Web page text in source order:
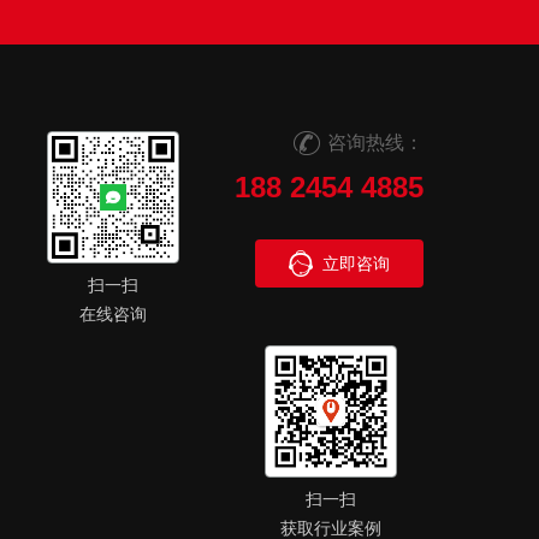
咨询热线：
188 2454 4885
立即咨询
扫一扫
在线咨询
扫一扫
获取行业案例